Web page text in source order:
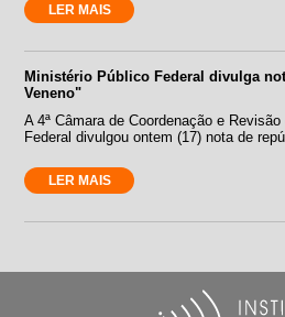
LER MAIS
Ministério Público Federal divulga
Veneno"
A 4ª Câmara de Coordenação e
Federal divulgou ontem (17) nota de
LER MAIS